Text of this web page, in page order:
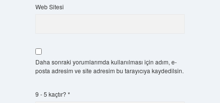
Web Sitesi
Daha sonraki yorumlarımda kullanılması için adım, e-
posta adresim ve site adresim bu tarayıcıya kaydedilsin.
9 - 5 kaçtır? *